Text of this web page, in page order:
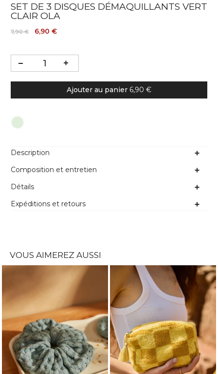
SET DE 3 DISQUES DÉMAQUILLANTS VERT
CLAIR OLA
7,90 € 6,90 €
Couleur
Ajouter au panier 6,90 €
Description
Composition et entretien
Détails
Expéditions et retours
VOUS AIMEREZ AUSSI